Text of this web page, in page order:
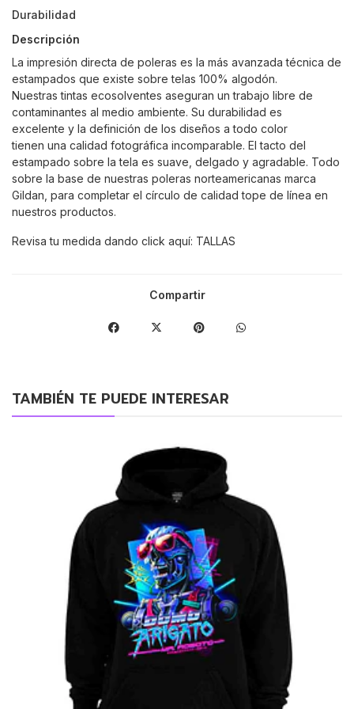
Durabilidad
Descripción
La impresión directa de poleras es la más avanzada técnica de
estampados que existe sobre telas 100% algodón.
Nuestras tintas ecosolventes aseguran un trabajo libre de
contaminantes al medio ambiente. Su durabilidad es
excelente y la definición de los diseños a todo color
tienen una calidad fotográfica incomparable. El tacto del
estampado sobre la tela es suave, delgado y agradable. Todo
sobre la base de nuestras poleras norteamericanas marca
Gildan, para completar el círculo de calidad tope de línea en
nuestros productos.
Revisa tu medida dando click aquí: TALLAS
Compartir
TAMBIÉN TE PUEDE INTERESAR